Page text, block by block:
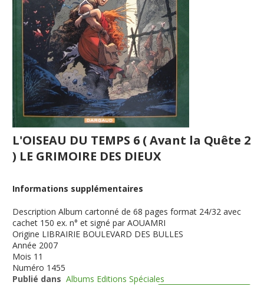
L'OISEAU DU TEMPS 6 ( Avant la Quête 2
) LE GRIMOIRE DES DIEUX
Informations supplémentaires
Description Album cartonné de 68 pages format 24/32 avec
cachet 150 ex. n° et signé par AOUAMRI
Origine LIBRAIRIE BOULEVARD DES BULLES
Année 2007
Mois 11
Numéro 1455
Publié dans Albums Editions Spéciales